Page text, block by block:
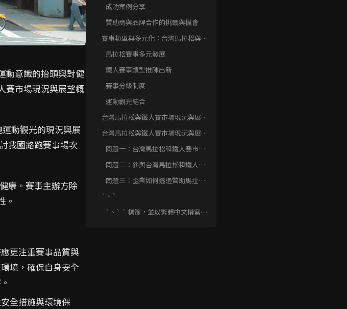
動意識的抬頭與對健
賽市場現況與展望概
運動觀光的現況與展
我國路跑賽事場次
康。賽事主辦方除
。
更注重賽事品質與
境，確保自身安全
全措施與環境保
成功案例分享
贊助商與品牌合作的挑戰與機會
賽事類型與多元化：台灣馬拉松與鐵
馬拉松賽事多元發展
鐵人賽事類型推陳出新
賽事分級制度
運動觀光結合
台灣馬拉松與鐵人賽市場現況與展望
台灣馬拉松與鐵人賽市場現況與展望
問題一：台灣馬拉松和鐵人賽市場
問題二：參與台灣馬拉松和鐵人
問題三：企業如何透過贊助馬拉松
銷？
`、`
`、` ` 標籤，並以繁體中文撰寫了